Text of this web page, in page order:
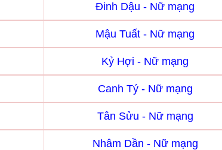
Đinh Dậu - Nữ mạng
Mậu Tuất - Nữ mạng
Kỷ Hợi - Nữ mạng
Canh Tý - Nữ mạng
Tân Sửu - Nữ mạng
Nhâm Dần - Nữ mạng